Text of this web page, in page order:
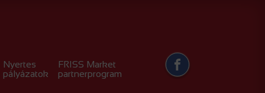
Nyertes
pályázatok
FRISS Market
partnerprogram